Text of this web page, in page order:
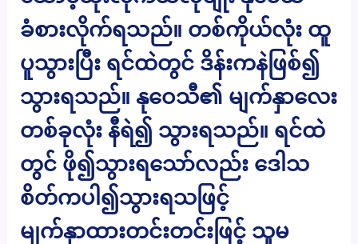
ခံစားလိုက်ရသည်။ တစ်ကိုယ်လုံး ထူ
ပူသွားပြီး ရင်ထဲတွင် ဒိန်းကနဲဖြစ်၍
သွားရသည်။ နုဝေသီ၏ မျက်နှာလေး
တစ်ခုလုံး နီရဲ၍ သွားရသည်။ ရင်ထဲ
တွင် ဖို၍သွားရသော်လည်း ဒေါသ
စိတ်ကပါ၍သွားရသဖြင့်
မျက်နှာထားတင်းတင်းဖြင့် သူမ